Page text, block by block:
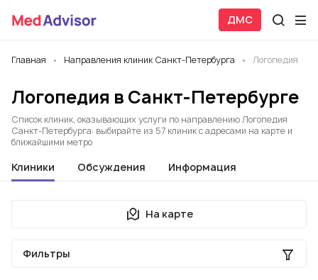
ДМС
Главная Направления клиник Санкт-Петербурга Логопедия
Логопедия в Санкт-Петербурге
Список клиник, оказывающих услуги по направлению Логопедия
Санкт-Петербурга: выбирайте из 57 клиник с адресами на карте и
ближайшими метро
Клиники Обсуждения Информация
На карте
Фильтры